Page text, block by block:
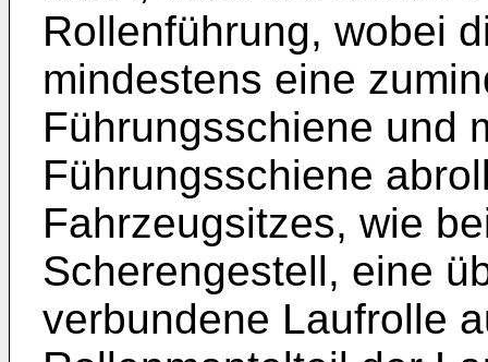
Rollenführung, wobei
mindestens eine
Führungsschiene und
Führungsschiene
Fahrzeugsitzes, wie
Scherengestell, eine
verbundene Laufrolle